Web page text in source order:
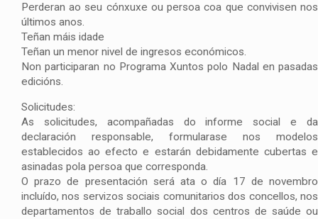
Perderan ao seu cónxuxe ou persoa coa que convivisen nos
últimos anos.
Teñan máis idade
Teñan un menor nivel de ingresos económicos.
Non participaran no Programa Xuntos polo Nadal en pasadas
edicións.
Solicitudes:
As solicitudes, acompañadas do informe social e da
declaración responsable, formularase nos modelos
establecidos ao efecto e estarán debidamente cubertas e
asinadas pola persoa que corresponda.
O prazo de presentación será ata o día 17 de novembro
incluído, nos servizos sociais comunitarios dos concellos, nos
departamentos de traballo social dos centros de saúde ou